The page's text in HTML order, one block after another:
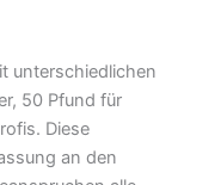
unterschiedlichen
50 Pfund für
Diese
an den